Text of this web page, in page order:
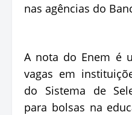
nas agências do
A nota do Enem é
vagas em
do Sistema de
para bolsas na